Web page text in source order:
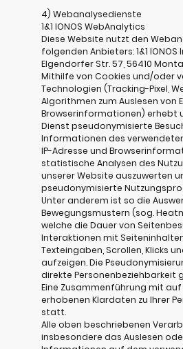
4) Webanalysedienste
1&1 IONOS WebAnalytics
Diese Website nutzt den
folgenden Anbieters: 1&1 IONOS
Elgendorfer Str. 57, 56410
Mithilfe von Cookies und/oder
Technologien (Tracking-Pixel,
Algorithmen zum Auslesen von
Browserinformationen) erhebt
Dienst pseudonymisierte
Informationen des
IP-Adresse und
statistische Analysen des
unserer Website auszuwerten
pseudonymisierte
Unter anderem ist so die
Bewegungsmustern (sog.
welche die Dauer von
Interaktionen mit Seiteninhalten
Texteingaben, Scrollen, Klicks
aufzeigen. Die
direkte Personenbeziehbarkeit
Eine Zusammenführung mit auf
erhobenen Klardaten zu Ihrer
statt.
Alle oben beschriebenen
insbesondere das Auslesen